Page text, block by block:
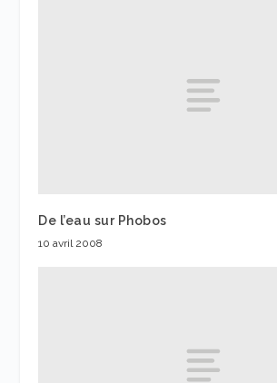
De l’eau sur Phobos
10 avril 2008